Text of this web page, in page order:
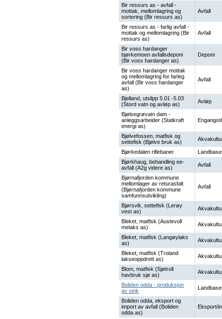
Bir ressurs as - avfall -
mottak, mellomlagring og
sortering (Bir ressurs as)
Avfall
Bir ressurs as - farlig avfall -
mottak og mellomlagring (Bir
ressurs as)
Avfall
Bir voss hardanger
bjørkemoen avfallsdeponi
(Bir voss hardanger as)
Deponi
Bir voss hardanger mottak
og mellomlagring for farleg
avfall (Bir voss hardanger
as)
Avfall
Bjelland, utslipp 5.01 -5.03
(Stord vatn og avløp as)
Avløp
Bjølsegrøvatn dam -
anleggsarbeider (Statkraft
energi as)
Bjølvefossen, matfisk og
settefisk (Bjølve bruk as)
Bjørkedalen riflebaner
Bjørkhaug, behandling ee-
avfall (A2g videre as)
Avfall
Bjørnafjorden kommune
mellomlager av returasfalt
(Bjørnafjorden kommune
samfunnsutvikling)
Avfall
Bjørsvik, settefisk (Lerøy
vest as)
Bleket, matfisk (Austevoll
melaks as)
Bleket, matfisk (Langøylaks
as)
Bleket, matfisk (Troland
lakseoppdrett as)
Blom, matfisk (Sjøtroll
havbruk sjø as)
Boliden odda - produksjon
av sink
Boliden odda, eksport og
import av avfall (Boliden
odda as)
Eksport/